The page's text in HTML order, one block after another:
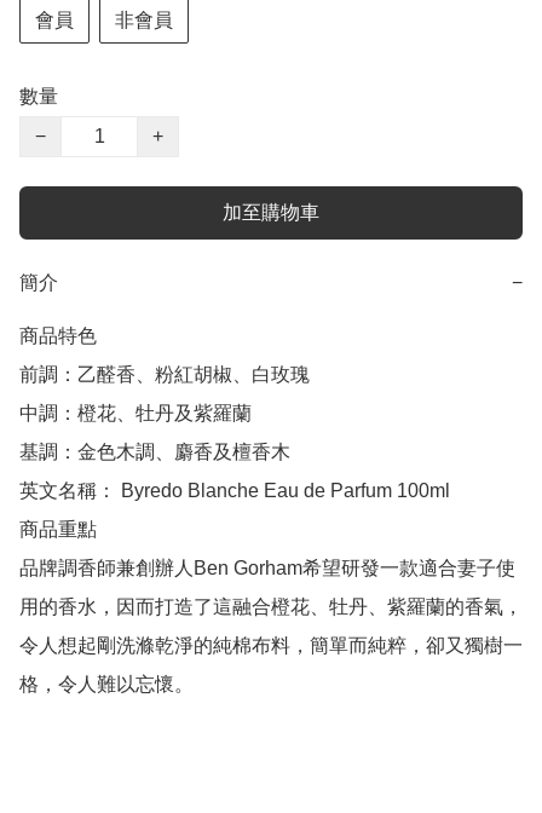
會員 非會員
數量
−
+
加至購物車
簡介 −
商品特色
前調：乙醛香、粉紅胡椒、白玫瑰
中調：橙花、牡丹及紫羅蘭
基調：金色木調、麝香及檀香木
英文名稱： Byredo Blanche Eau de Parfum 100ml
商品重點
品牌調香師兼創辦人Ben Gorham希望研發一款適合妻子使
用的香水，因而打造了這融合橙花、牡丹、紫羅蘭的香氣，
令人想起剛洗滌乾淨的純棉布料，簡單而純粹，卻又獨樹一
格，令人難以忘懷。